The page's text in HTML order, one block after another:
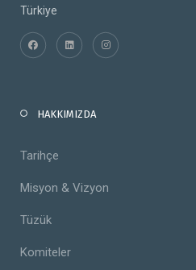
Türkiye
HAKKIMIZDA
Tarihçe
Misyon & Vizyon
Tüzük
Komiteler